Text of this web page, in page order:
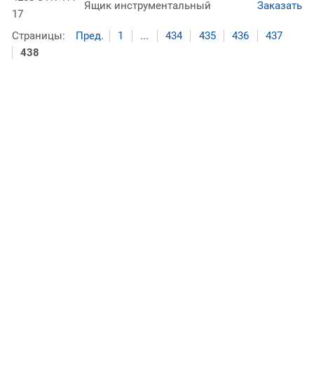
17
Ящик инструментальный Заказать
Страницы: Пред. 1 ... 434 435 436
437
438